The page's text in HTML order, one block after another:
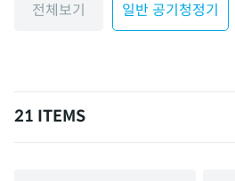
전체보기 일반 공기청정기
21 ITEMS